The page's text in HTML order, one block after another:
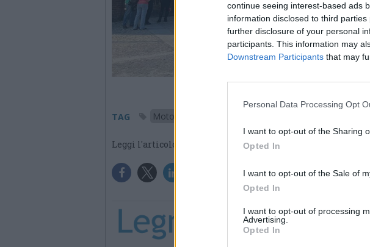
continue seeing interest-based ads
information disclosed to third
further disclosure of your personal
participants. This information may
Downstream Participants that may
Personal Data Processing Opt
I want to opt-out of the Sharing
Opted In
I want to opt-out of the Sale of
Opted In
I want to opt-out of processing
Advertising.
Opted In
TAG
Moto auto raduno
Leggi l'articolo: Al Castello di Legnano il primo “Auto-